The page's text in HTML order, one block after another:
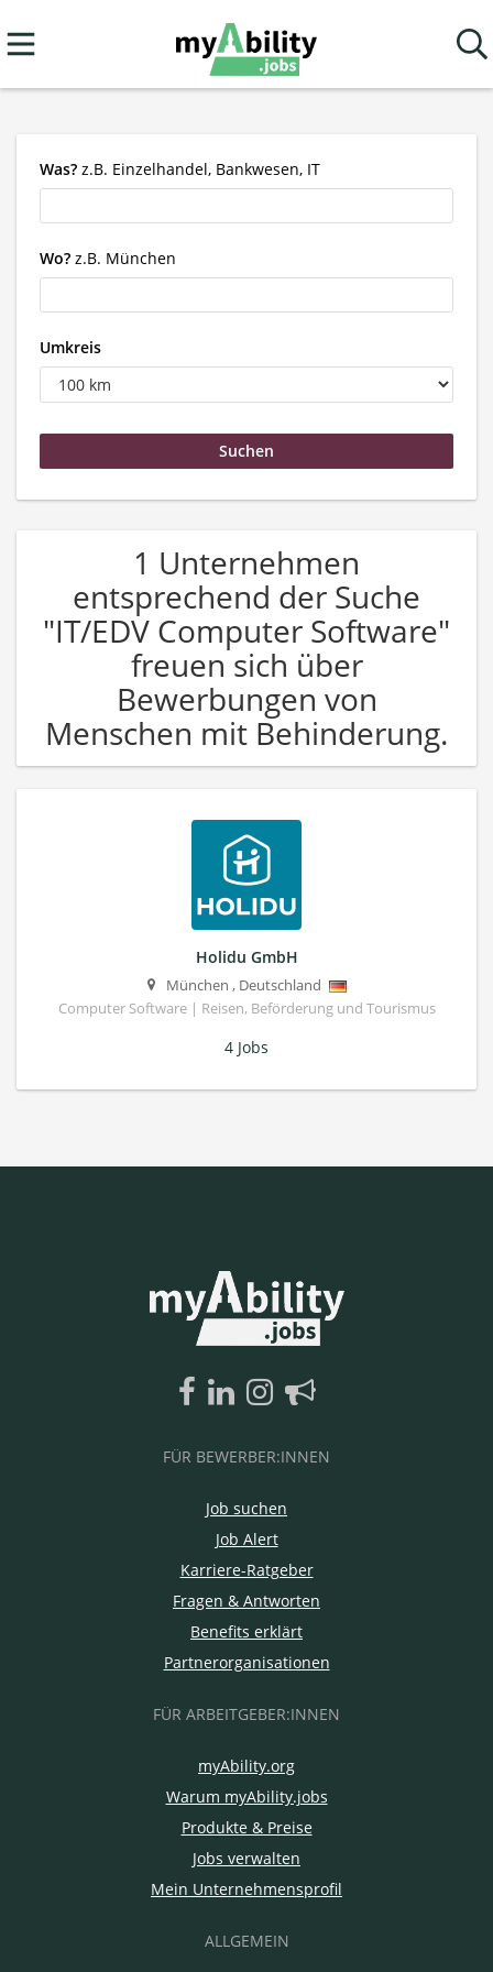
Was? z.B. Einzelhandel, Bankwesen, IT
Wo? z.B. München
Umkreis
1 Unternehmen
entsprechend der Suche
"IT/EDV Computer Software"
freuen sich über
Bewerbungen von
Menschen mit Behinderung.
Holidu GmbH
München , Deutschland
Computer Software | Reisen, Beförderung und Tourismus
4 Jobs
FÜR BEWERBER:INNEN
Job suchen
Job Alert
Karriere-Ratgeber
Fragen & Antworten
Benefits erklärt
Partnerorganisationen
FÜR ARBEITGEBER:INNEN
myAbility.org
Warum myAbility.jobs
Produkte & Preise
Jobs verwalten
Mein Unternehmensprofil
ALLGEMEIN